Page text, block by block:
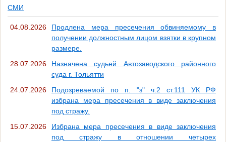
СМИ
04.08.2026
Продлена мера пресечения обвиняемому в
получении должностным лицом взятки в крупном
размере.
28.07.2026
Назначена судьей Автозаводского районного
суда г. Тольятти
24.07.2026
Подозреваемой по п. "з" ч.2 ст.111 УК РФ
избрана мера пресечения в виде заключения
под стражу.
15.07.2026
Избрана мера пресечения в виде заключения
под стражу в отношении четырех